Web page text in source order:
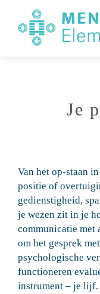
Je
Van het op-staan
positie of
gedienstigheid,
je wezen zit in je
communicatie met
om het gesprek
psychologische
functioneren
instrument – je lijf.